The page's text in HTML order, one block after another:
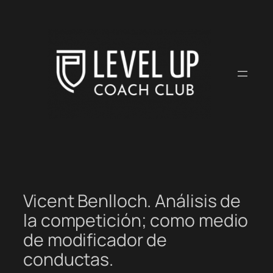
Vicent Benlloch. Análisis de
la competición; como medio
de modificador de
conductas.